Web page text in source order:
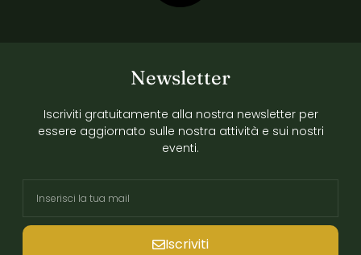
Newsletter
Iscriviti gratuitamente alla nostra newsletter per
essere aggiornato sulle nostra attività e sui nostri
eventi.
Iscriviti